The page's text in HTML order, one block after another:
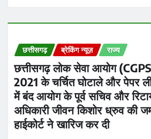
छत्तीसगढ़ ब्रेकिंग न्यूज़ राज्य
छत्तीसगढ़ लोक सेवा आयोग
2021 के चर्चित घोटाले और पेपर
में बंद आयोग के पूर्व सचिव और
अधिकारी जीवन किशोर ध्रुव की
हाईकोर्ट ने खारिज कर दी